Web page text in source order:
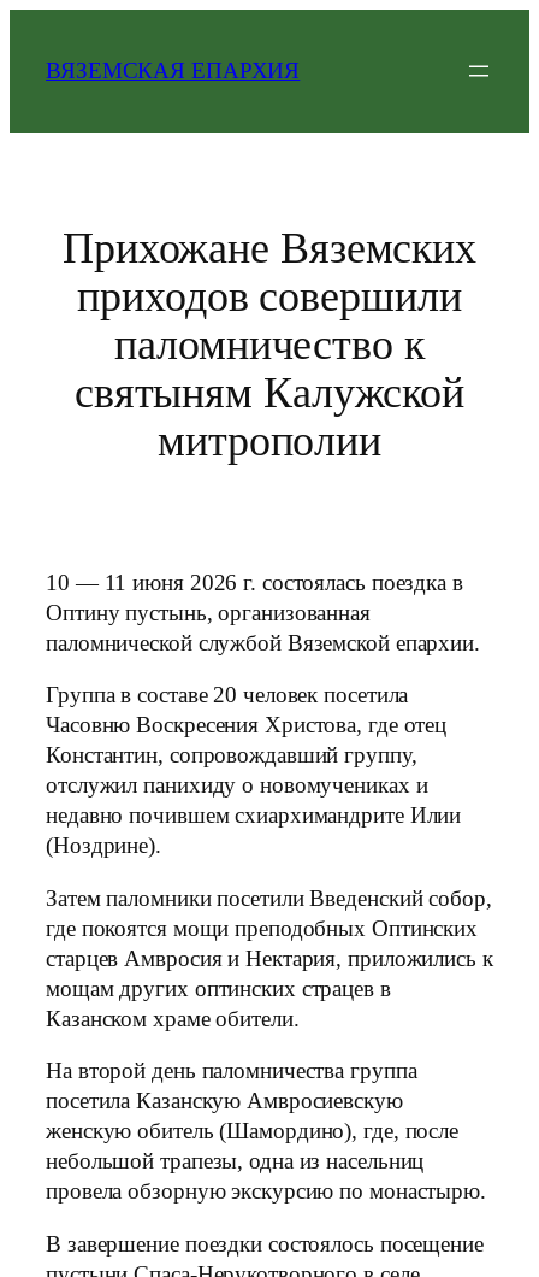
содержимому
ВЯЗЕМСКАЯ ЕПАРХИЯ
Прихожане Вяземских
приходов совершили
паломничество к
святыням Калужской
митрополии
10 — 11 июня 2026 г. состоялась поездка в
Оптину пустынь, организованная
паломнической службой Вяземской епархии.
Группа в составе 20 человек посетила
Часовню Воскресения Христова, где отец
Константин, сопровождавший группу,
отслужил панихиду о новомучениках и
недавно почившем схиархимандрите Илии
(Ноздрине).
Затем паломники посетили Введенский собор,
где покоятся мощи преподобных Оптинских
старцев Амвросия и Нектария, приложились к
мощам других оптинских страцев в
Казанском храме обители.
На второй день паломничества группа
посетила Казанскую Амвросиевскую
женскую обитель (Шамордино), где, после
небольшой трапезы, одна из насельниц
провела обзорную экскурсию по монастырю.
В завершение поездки состоялось посещение